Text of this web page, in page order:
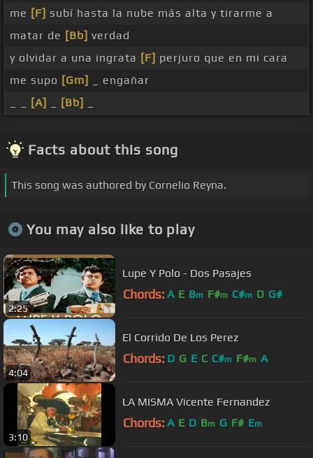
me [F] subí hasta la nube más alta y tirarme a
matar de [Bb] verdad
y olvidar a una ingrata [F] perjuro que en mi cara
me supo [Gm]
_ engañar
[A] [Bb]
Facts about this song
This song was authored by Cornelio Reyna.
You may also like to play
2:25
Lupe Y Polo - Dos Pasajes
Chords: A E Bm F#m C#m D G#
4:04
El Corrido De Los Perez
Chords: D G E C C#m F#m A
3:10
LA MISMA Vicente Fernandez
Chords: A E D Bm G F# Em